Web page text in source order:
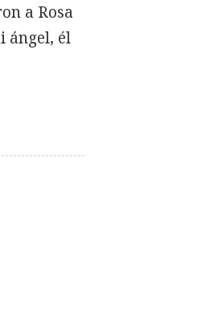
a Rosa
ángel, él